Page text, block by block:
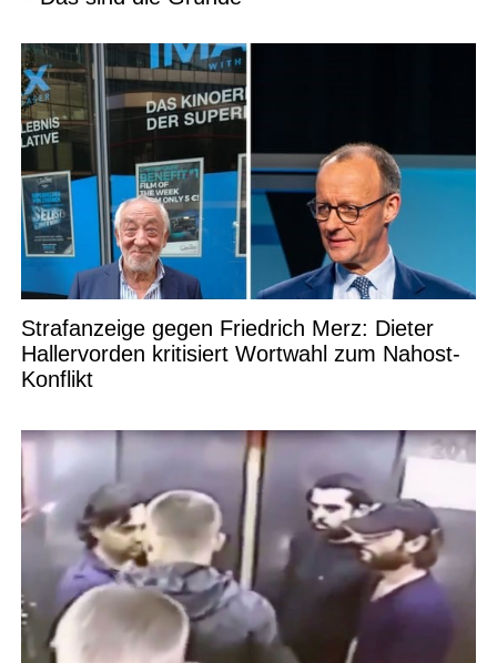
Strafanzeige gegen Friedrich Merz: Dieter
Hallervorden kritisiert Wortwahl zum Nahost-
Konflikt